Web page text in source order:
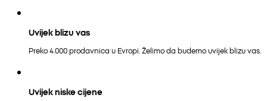
Uvijek blizu vas
Preko 4.000 prodavnica u Evropi. Želimo da budemo uvijek blizu vas.
Uvijek niske cijene